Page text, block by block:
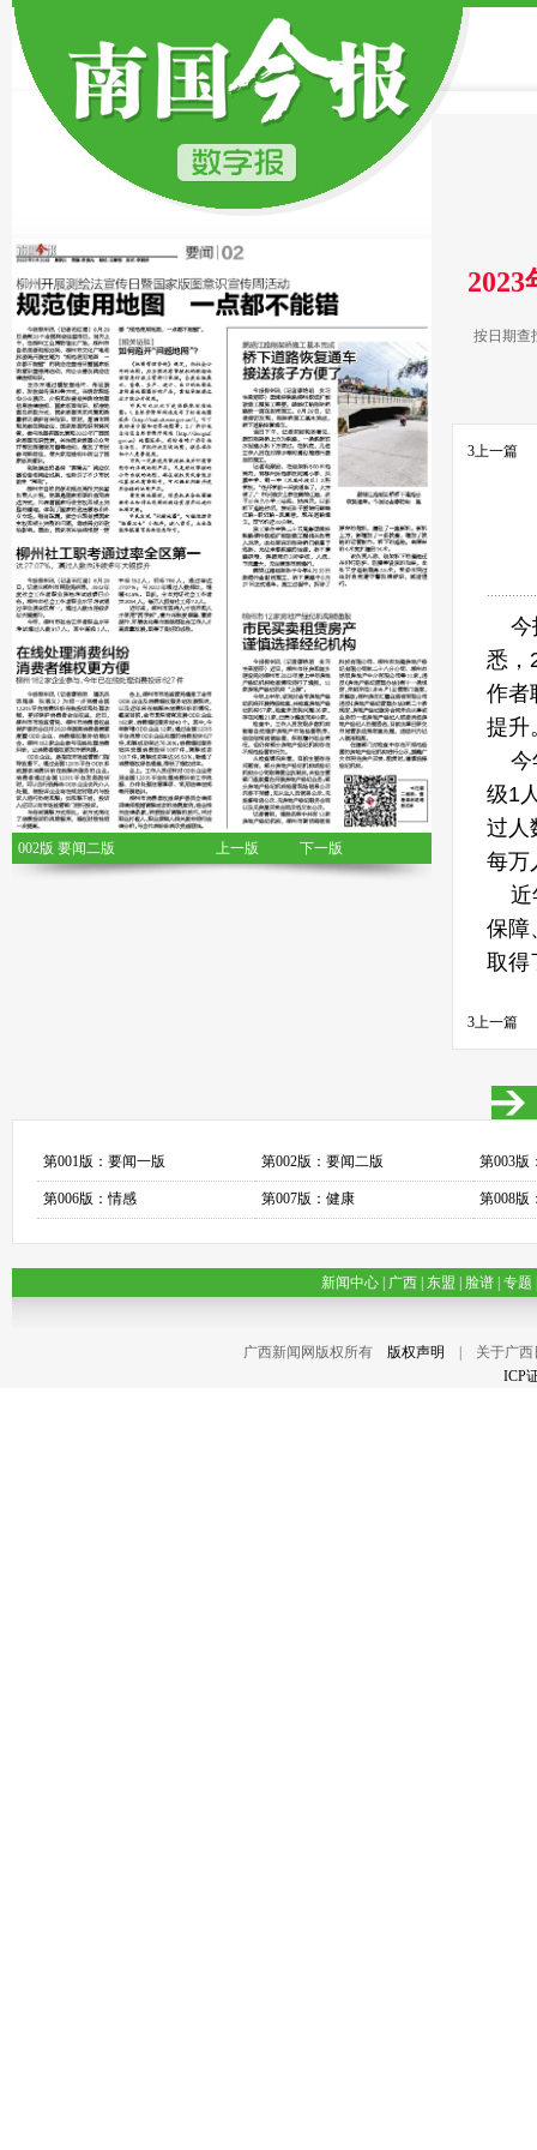
002版 要闻二版 上一版 下一版
2023
按日期查
3上一篇
今
悉，
作者
提升
今
级1
过人
每万
近
保障
取得
3上一篇
第001版：要闻一版 第002版：要闻二版 第003版
第006版：情感 第007版：健康 第008版
新闻中心 广西 东盟 脸谱 专题
广西新闻网版权所有 版权声明
| 关于广
ICP